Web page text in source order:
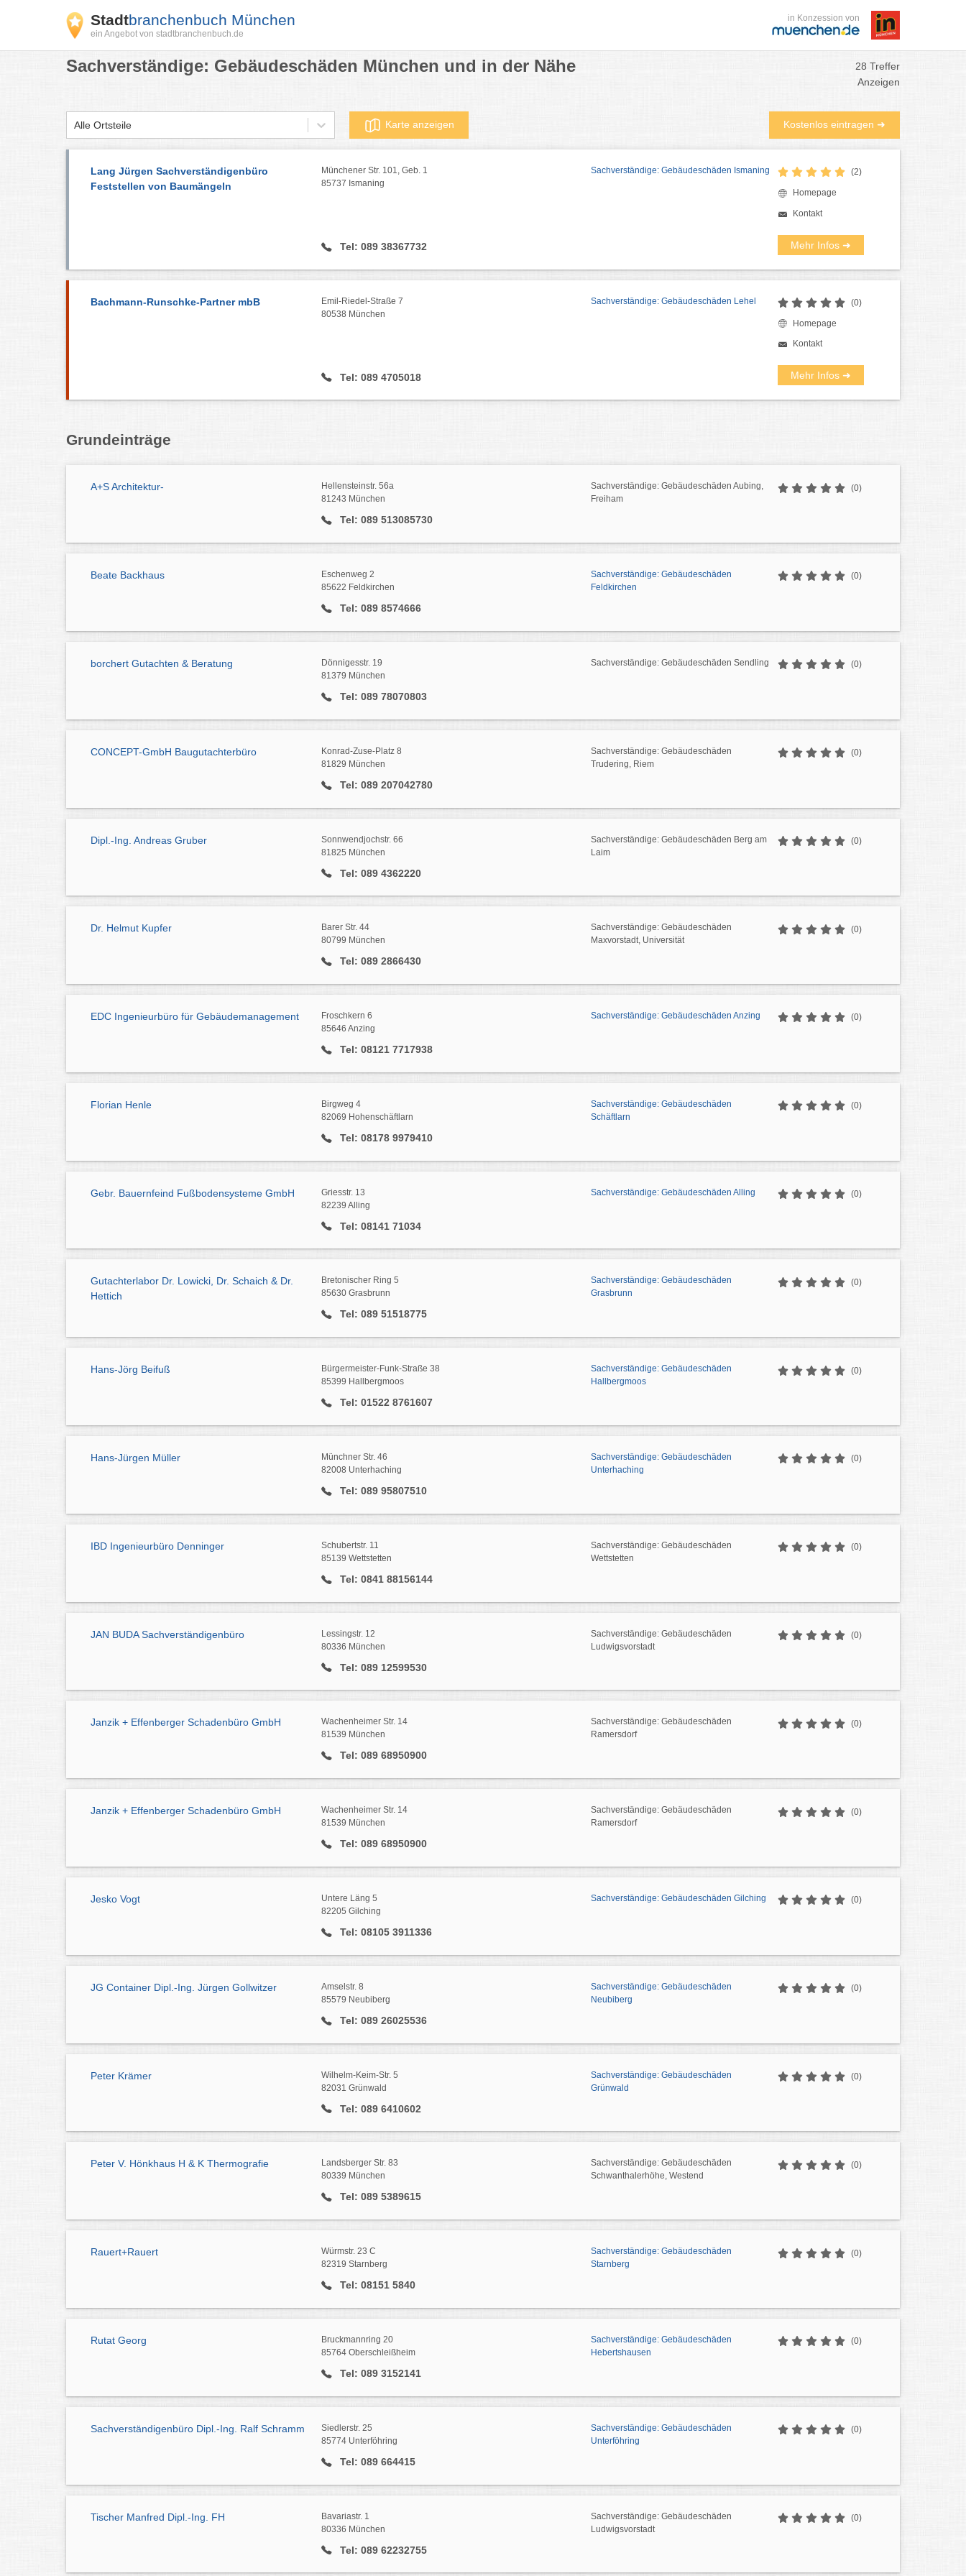
Stadtbranchenbuch München
ein Angebot von stadtbranchenbuch.de
in Konzession von
Sachverständige: Gebäudeschäden München und in der Nähe
28 Treffer
Anzeigen
Alle Ortsteile Karte anzeigen Kostenlos eintragen ➜
Lang Jürgen Sachverständigenbüro
Feststellen von Baumängeln
Münchener Str. 101, Geb. 1
85737 Ismaning
Tel: 089 38367732
Sachverständige: Gebäudeschäden Ismaning (2)
Homepage
Kontakt
Mehr Infos ➜
Bachmann-Runschke-Partner mbB
Emil-Riedel-Straße 7
80538 München
Tel: 089 4705018
Sachverständige: Gebäudeschäden Lehel (0)
Homepage
Kontakt
Mehr Infos ➜
Grundeinträge
A+S Architektur-
Hellensteinstr. 56a
81243 München
Tel: 089 513085730
Sachverständige: Gebäudeschäden Aubing,
Freiham
(0)
Beate Backhaus
Eschenweg 2
85622 Feldkirchen
Tel: 089 8574666
Sachverständige: Gebäudeschäden
Feldkirchen
(0)
borchert Gutachten & Beratung
Dönnigesstr. 19
81379 München
Tel: 089 78070803
Sachverständige: Gebäudeschäden Sendling (0)
CONCEPT-GmbH Baugutachterbüro
Konrad-Zuse-Platz 8
81829 München
Tel: 089 207042780
Sachverständige: Gebäudeschäden
Trudering, Riem
(0)
Dipl.-Ing. Andreas Gruber
Sonnwendjochstr. 66
81825 München
Tel: 089 4362220
Sachverständige: Gebäudeschäden Berg am
Laim
(0)
Dr. Helmut Kupfer
Barer Str. 44
80799 München
Tel: 089 2866430
Sachverständige: Gebäudeschäden
Maxvorstadt, Universität
(0)
EDC Ingenieurbüro für Gebäudemanagement
Froschkern 6
85646 Anzing
Tel: 08121 7717938
Sachverständige: Gebäudeschäden Anzing (0)
Florian Henle
Birgweg 4
82069 Hohenschäftlarn
Tel: 08178 9979410
Sachverständige: Gebäudeschäden
Schäftlarn
(0)
Gebr. Bauernfeind Fußbodensysteme GmbH
Griesstr. 13
82239 Alling
Tel: 08141 71034
Sachverständige: Gebäudeschäden Alling (0)
Gutachterlabor Dr. Lowicki, Dr. Schaich & Dr.
Hettich
Bretonischer Ring 5
85630 Grasbrunn
Tel: 089 51518775
Sachverständige: Gebäudeschäden
Grasbrunn
(0)
Hans-Jörg Beifuß
Bürgermeister-Funk-Straße 38
85399 Hallbergmoos
Tel: 01522 8761607
Sachverständige: Gebäudeschäden
Hallbergmoos
(0)
Hans-Jürgen Müller
Münchner Str. 46
82008 Unterhaching
Tel: 089 95807510
Sachverständige: Gebäudeschäden
Unterhaching
(0)
IBD Ingenieurbüro Denninger
Schubertstr. 11
85139 Wettstetten
Tel: 0841 88156144
Sachverständige: Gebäudeschäden
Wettstetten
(0)
JAN BUDA Sachverständigenbüro
Lessingstr. 12
80336 München
Tel: 089 12599530
Sachverständige: Gebäudeschäden
Ludwigsvorstadt
(0)
Janzik + Effenberger Schadenbüro GmbH
Wachenheimer Str. 14
81539 München
Tel: 089 68950900
Sachverständige: Gebäudeschäden
Ramersdorf
(0)
Janzik + Effenberger Schadenbüro GmbH
Wachenheimer Str. 14
81539 München
Tel: 089 68950900
Sachverständige: Gebäudeschäden
Ramersdorf
(0)
Jesko Vogt
Untere Läng 5
82205 Gilching
Tel: 08105 3911336
Sachverständige: Gebäudeschäden Gilching (0)
JG Container Dipl.-Ing. Jürgen Gollwitzer
Amselstr. 8
85579 Neubiberg
Tel: 089 26025536
Sachverständige: Gebäudeschäden
Neubiberg
(0)
Peter Krämer
Wilhelm-Keim-Str. 5
82031 Grünwald
Tel: 089 6410602
Sachverständige: Gebäudeschäden
Grünwald
(0)
Peter V. Hönkhaus H & K Thermografie
Landsberger Str. 83
80339 München
Tel: 089 5389615
Sachverständige: Gebäudeschäden
Schwanthalerhöhe, Westend
(0)
Rauert+Rauert
Würmstr. 23 C
82319 Starnberg
Tel: 08151 5840
Sachverständige: Gebäudeschäden
Starnberg
(0)
Rutat Georg
Bruckmannring 20
85764 Oberschleißheim
Tel: 089 3152141
Sachverständige: Gebäudeschäden
Hebertshausen
(0)
Sachverständigenbüro Dipl.-Ing. Ralf Schramm
Siedlerstr. 25
85774 Unterföhring
Tel: 089 664415
Sachverständige: Gebäudeschäden
Unterföhring
(0)
Tischer Manfred Dipl.-Ing. FH
Bavariastr. 1
80336 München
Tel: 089 62232755
Sachverständige: Gebäudeschäden
Ludwigsvorstadt
(0)